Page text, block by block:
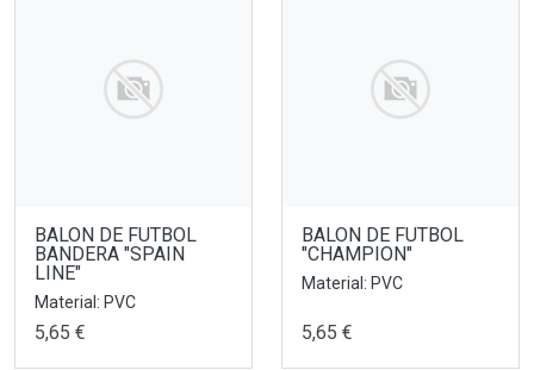
BALON DE FUTBOL
BANDERA "SPAIN
LINE"
Material: PVC
5,65 €
BALON DE FUTBOL
"CHAMPION"
Material: PVC
5,65 €